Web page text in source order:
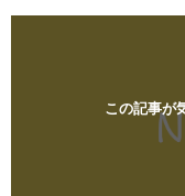
この記事が